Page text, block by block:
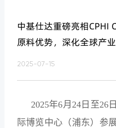
中基仕达重磅亮相CPHI
原料优势，深化全球产
2025-07-15
2025年6月24日至26
际博览中心（浦东）参